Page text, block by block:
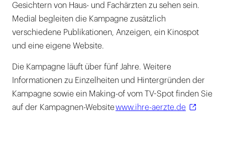
Gesichtern von Haus- und Fachärzten zu sehen sein.
Medial begleiten die Kampagne zusätzlich
verschiedene Publikationen, Anzeigen, ein Kinospot
und eine eigene Website.
Die Kampagne läuft über fünf Jahre. Weitere
Informationen zu Einzelheiten und Hintergründen der
Kampagne sowie ein Making-of vom TV-Spot finden Sie
auf der Kampagnen-Websitewww.ihre-aerzte.de